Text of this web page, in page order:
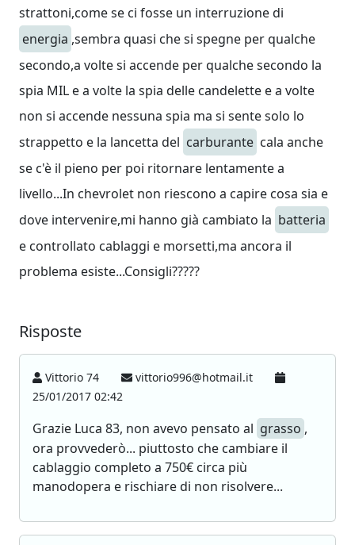
strattoni,come se ci fosse un interruzione di
energia ,sembra quasi che si spegne per qualche
secondo,a volte si accende per qualche secondo la
spia MIL e a volte la spia delle candelette e a volte
non si accende nessuna spia ma si sente solo lo
strappetto e la lancetta del carburante cala anche
se c'è il pieno per poi ritornare lentamente a
livello...In chevrolet non riescono a capire cosa sia e
dove intervenire,mi hanno già cambiato la batteria
e controllato cablaggi e morsetti,ma ancora il
problema esiste...Consigli?????
Risposte
Vittorio 74
vittorio996@hotmail.it
25/01/2017 02:42
Grazie Luca 83, non avevo pensato al grasso ,
ora provvederò... piuttosto che cambiare il
cablaggio completo a 750€ circa più
manodopera e rischiare di non risolvere...